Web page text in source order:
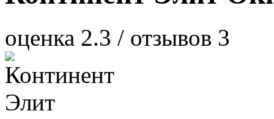
оценка 2.3 / отзывов 3